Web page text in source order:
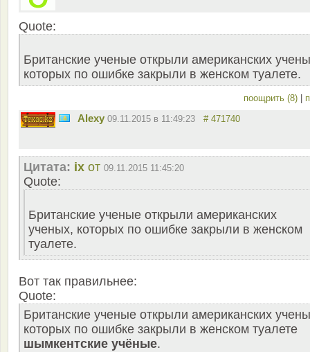
Quote:
Британские ученые открыли американских
которых по ошибке закрыли в женском туалете.
поощрить (8)
Alexy 09.11.2015 в 11:49:23 # 471740
Цитата: ix от 09.11.2015 11:45:20
Quote:
Британские ученые открыли американских
ученых, которых по ошибке закрыли в женском
туалете.
Вот так правильнее:
Quote:
Британские ученые открыли американских
которых по ошибке закрыли в женском туалете
шымкентские учёные.